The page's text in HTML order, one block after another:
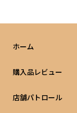
ホーム
購入品レビュー
店舗パトロール